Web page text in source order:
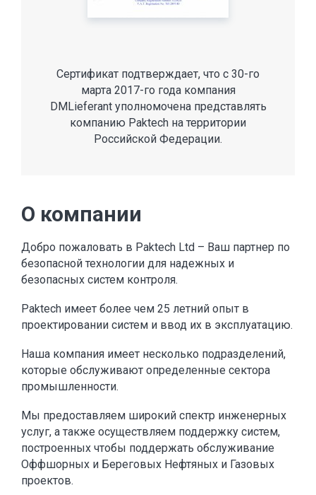
Сертификат подтверждает, что с 30-го
марта 2017-го года компания
DMLieferant уполномочена представлять
компанию Paktech на территории
Российской Федерации.
О компании
Добро пожаловать в Paktech Ltd – Ваш партнер по
безопасной технологии для надежных и
безопасных систем контроля.
Paktech имеет более чем 25 летний опыт в
проектировании систем и ввод их в эксплуатацию.
Наша компания имеет несколько подразделений,
которые обслуживают определенные сектора
промышленности.
Мы предоставляем широкий спектр инженерных
услуг, а также осуществляем поддержку систем,
построенных чтобы поддержать обслуживание
Оффшорных и Береговых Нефтяных и Газовых
проектов.